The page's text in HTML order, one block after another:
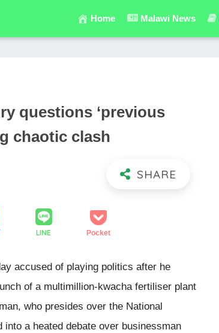
Home Malawi News
questions ‘previous
chaotic clash
LINE Pocket
accused of playing politics after he
of a multimillion-kwacha fertiliser plant
who presides over the National
a heated debate over businessman